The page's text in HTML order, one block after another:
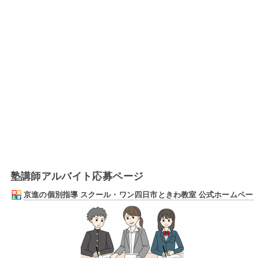
塾講師アルバイト応募ページ